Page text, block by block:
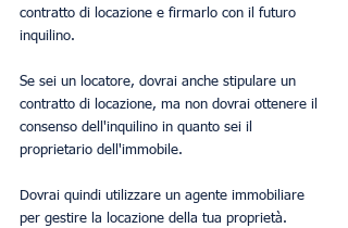
contratto di locazione e firmarlo con il futuro
inquilino.
Se sei un locatore, dovrai anche stipulare un
contratto di locazione, ma non dovrai ottenere il
consenso dell'inquilino in quanto sei il
proprietario dell'immobile.
Dovrai quindi utilizzare un agente immobiliare
per gestire la locazione della tua proprietà.